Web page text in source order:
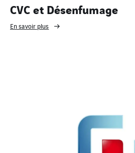
CVC et Désenfumage
En savoir plus